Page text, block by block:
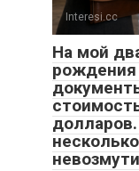
Interesi.cc
На мой
рождения